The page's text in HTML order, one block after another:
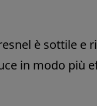
è sottile e
in modo più